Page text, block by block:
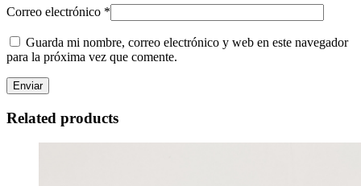
Correo electrónico *
Guarda mi nombre, correo electrónico y web en este navegador
para la próxima vez que comente.
Related products